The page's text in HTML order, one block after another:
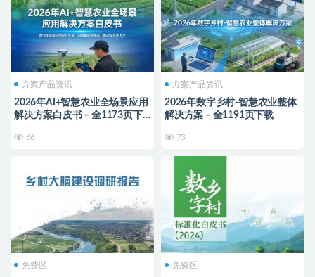
方案产品资讯
2026年AI+智慧农业全场景应用
解决方案白皮书 – 全1173页下
66
方案产品资讯
2026年数字乡村-智慧农业整体
解决方案 – 全1191页下载
73
免费区 免费区